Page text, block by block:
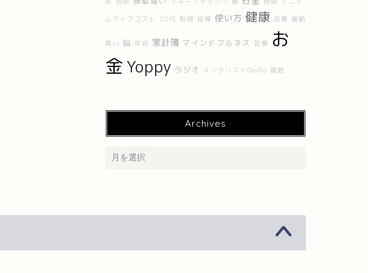
ムライフコスト 20代 勉強 投資 使い方 健康 読書 衝動
買い 脳 年収 家計簿 マインドフルネス 習慣
お
金 Yoppy ラジオ メンタリストDaiGo 睡眠
Archives